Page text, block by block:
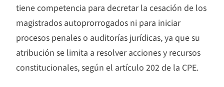
tiene competencia para decretar la cesación de los
magistrados autoprorrogados ni para iniciar
procesos penales o auditorías jurídicas, ya que su
atribución se limita a resolver acciones y recursos
constitucionales, según el artículo 202 de la CPE.